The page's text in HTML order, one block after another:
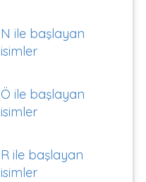
N ile başlayan
isimler
Ö ile başlayan
isimler
R ile başlayan
isimler